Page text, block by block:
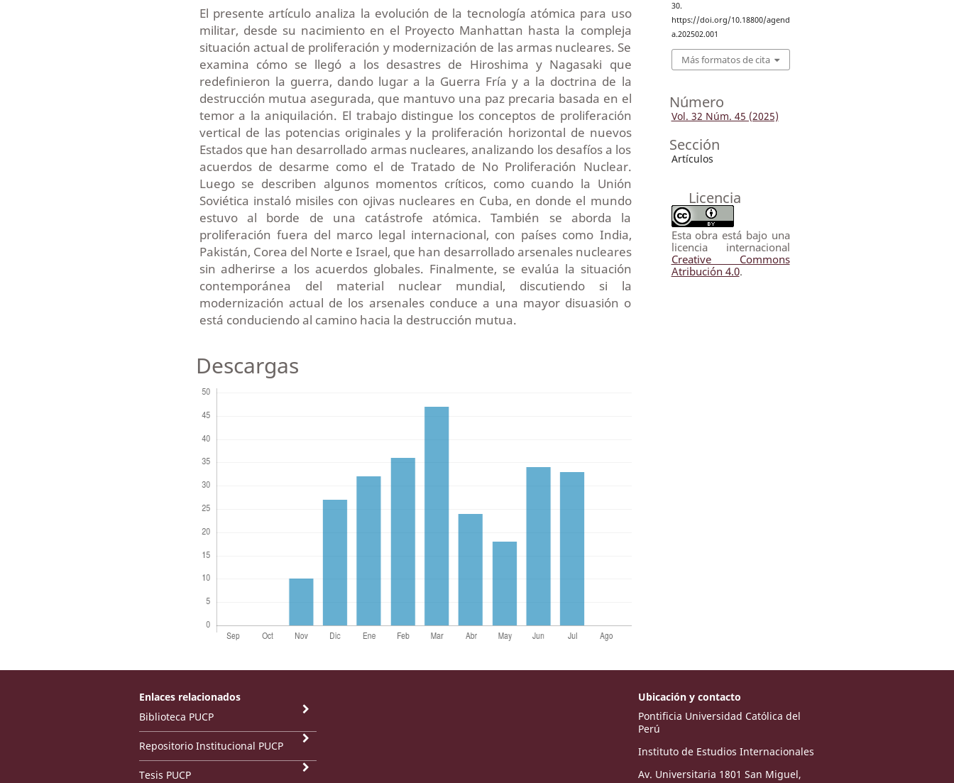
El presente artículo analiza la evolución de la tecnología atómica para uso
militar, desde su nacimiento en el Proyecto Manhattan hasta la compleja
situación actual de proliferación y modernización de las armas nucleares. Se
examina cómo se llegó a los desastres de Hiroshima y Nagasaki que
redefinieron la guerra, dando lugar a la Guerra Fría y a la doctrina de la
destrucción mutua asegurada, que mantuvo una paz precaria basada en el
temor a la aniquilación. El trabajo distingue los conceptos de proliferación
vertical de las potencias originales y la proliferación horizontal de nuevos
Estados que han desarrollado armas nucleares, analizando los desafíos a los
acuerdos de desarme como el de Tratado de No Proliferación Nuclear.
Luego se describen algunos momentos críticos, como cuando la Unión
Soviética instaló misiles con ojivas nucleares en Cuba, en donde el mundo
estuvo al borde de una catástrofe atómica. También se aborda la
proliferación fuera del marco legal internacional, con países como India,
Pakistán, Corea del Norte e Israel, que han desarrollado arsenales nucleares
sin adherirse a los acuerdos globales. Finalmente, se evalúa la situación
contemporánea del material nuclear mundial, discutiendo si la
modernización actual de los arsenales conduce a una mayor disuasión o
está conduciendo al camino hacia la destrucción mutua.
Descargas
30.
https://doi.org/10.18800/agend
a.202502.001
Más formatos de cita
Número
Vol. 32 Núm. 45 (2025)
Sección
Artículos
Licencia
Esta obra está bajo una
licencia internacional
Creative Commons
Atribución 4.0.
Enlaces relacionados
Biblioteca PUCP
Repositorio Institucional PUCP
Tesis PUCP
Ubicación y contacto
Pontificia Universidad Católica del
Perú
Instituto de Estudios Internacionales
Av. Universitaria 1801 San Miguel,